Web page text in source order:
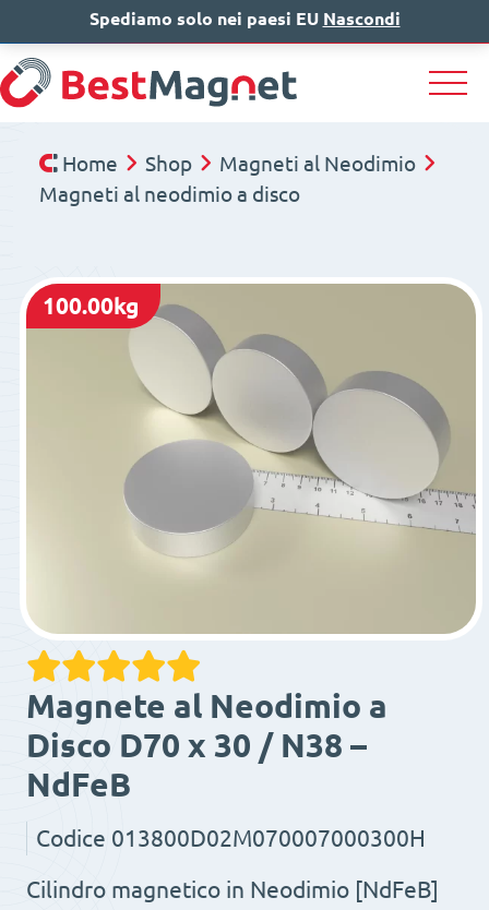
IT EN DE
Home Shop
Magneti al Neodimio
Magneti al neodimio a disco
100.00kg
Magnete al Neodimio a
Disco D70 x 30 / N38 –
NdFeB
Codice 013800D02M070007000300H
Cilindro magnetico in Neodimio [NdFeB]
Spediamo solo nei paesi EU Nascondi